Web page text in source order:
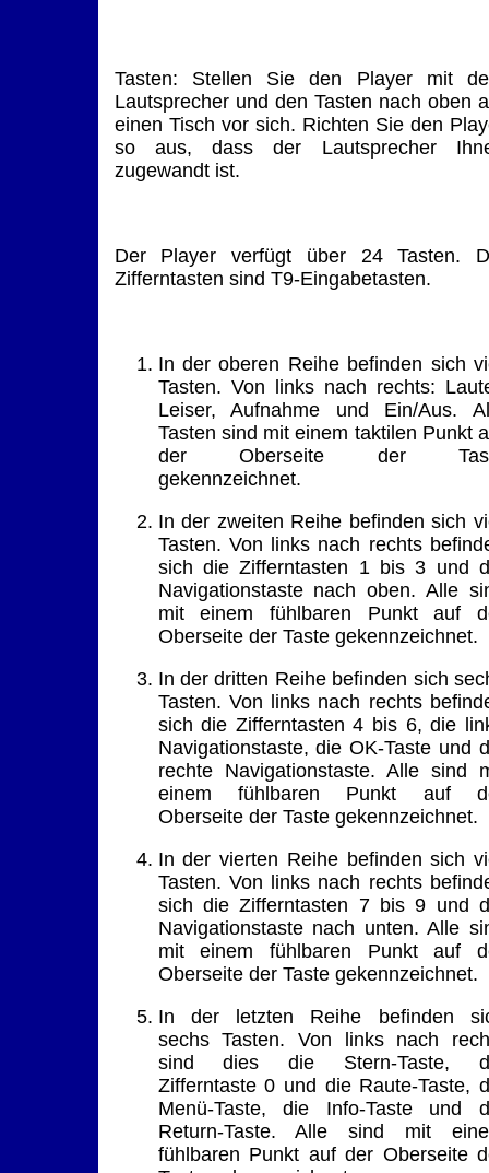
Tasten: Stellen Sie den Player mit
Lautsprecher und den Tasten nach oben
einen Tisch vor sich. Richten Sie den
so aus, dass der Lautsprecher
zugewandt ist.
Der Player verfügt über 24 Tasten.
Zifferntasten sind T9-Eingabetasten.
In der oberen Reihe befinden sich
Tasten. Von links nach rechts:
Leiser, Aufnahme und Ein/Aus.
Tasten sind mit einem taktilen Punkt
der Oberseite der
gekennzeichnet.
In der zweiten Reihe befinden sich
Tasten. Von links nach rechts
sich die Zifferntasten 1 bis 3 und
Navigationstaste nach oben. Alle
mit einem fühlbaren Punkt auf
Oberseite der Taste gekennzeichnet.
In der dritten Reihe befinden sich
Tasten. Von links nach rechts
sich die Zifferntasten 4 bis 6, die
Navigationstaste, die OK-Taste und
rechte Navigationstaste. Alle sind
einem fühlbaren Punkt auf
Oberseite der Taste gekennzeichnet.
In der vierten Reihe befinden sich
Tasten. Von links nach rechts
sich die Zifferntasten 7 bis 9 und
Navigationstaste nach unten. Alle
mit einem fühlbaren Punkt auf
Oberseite der Taste gekennzeichnet.
In der letzten Reihe befinden
sechs Tasten. Von links nach
sind dies die Stern-Taste,
Zifferntaste 0 und die Raute-Taste,
Menü-Taste, die Info-Taste und
Return-Taste. Alle sind mit
fühlbaren Punkt auf der Oberseite